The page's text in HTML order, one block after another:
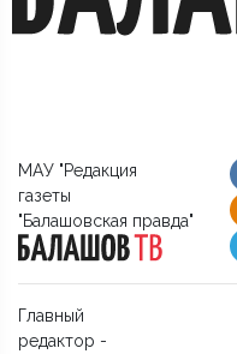
МАУ "Редакция
газеты
"Балашовская правда"
Главный
редактор -